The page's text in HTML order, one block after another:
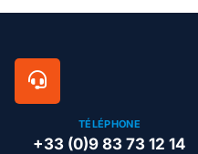
TÉLÉPHONE
+33 (0)9 83 73 12 14